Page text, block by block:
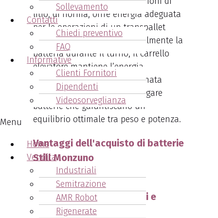
Sollevamento
Contatti
Chiedi preventivo
FAQ
Informative
Clienti Fornitori
Dipendenti
Videosorveglianza
Menu
Home
Vendita
Industriali
Semitrazione
AMR Robot
Rigenerate
litio, di norma, offre energia adeguata
per le operazioni di un transpallet
compatto. Ricaricando parzialmente la
batteria durante il turno, il carrello
elevatore mantiene l’energia
sufficiente per un’intera giornata
lavorativa. È essenziale impiegare
batterie che garantiscano un
equilibrio ottimale tra peso e potenza.
Vantaggi dell'acquisto di batterie
Still Monzuno
1. Ampia Scelta di Modelli e
Capacità